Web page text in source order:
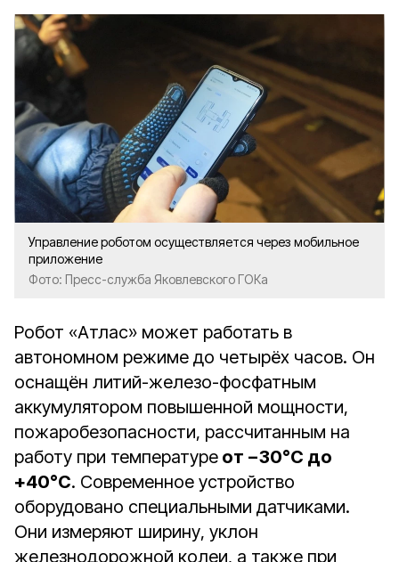
Управление роботом осуществляется через мобильное
приложение
Фото: Пресс-служба Яковлевского ГОКа
Робот «Атлас» может работать в
автономном режиме до четырёх часов. Он
оснащён литий-железо-фосфатным
аккумулятором повышенной мощности,
пожаробезопасности, рассчитанным на
работу при температуре от −30°С до
+40°С. Современное устройство
оборудовано специальными датчиками.
Они измеряют ширину, уклон
железнодорожной колеи, а также при